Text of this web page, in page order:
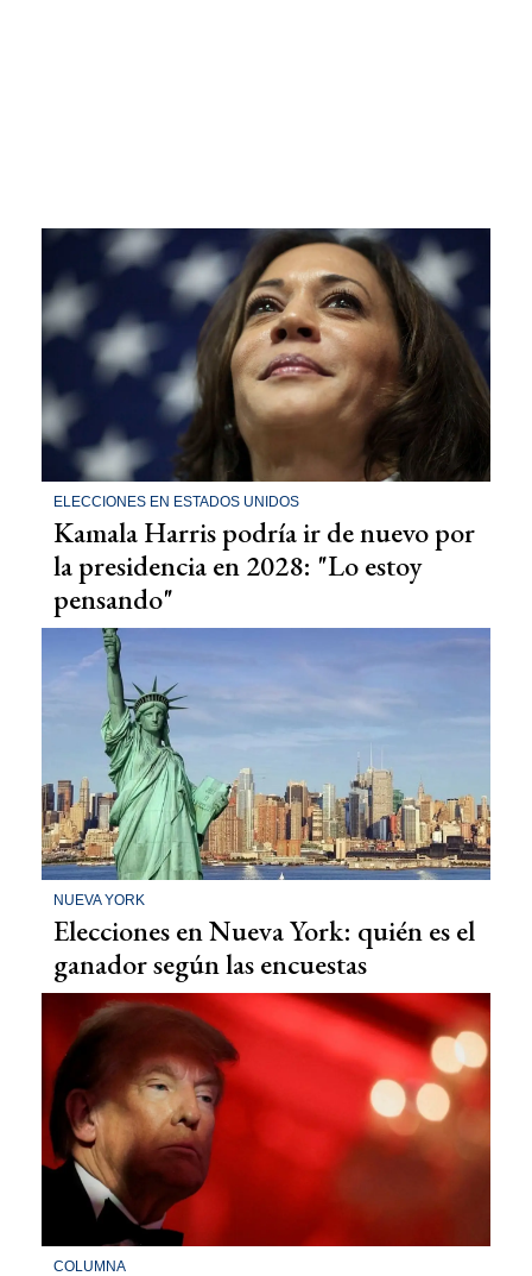
ELECCIONES EN ESTADOS UNIDOS
Kamala Harris podría ir de nuevo por
la presidencia en 2028: "Lo estoy
pensando"
NUEVA YORK
Elecciones en Nueva York: quién es el
ganador según las encuestas
COLUMNA